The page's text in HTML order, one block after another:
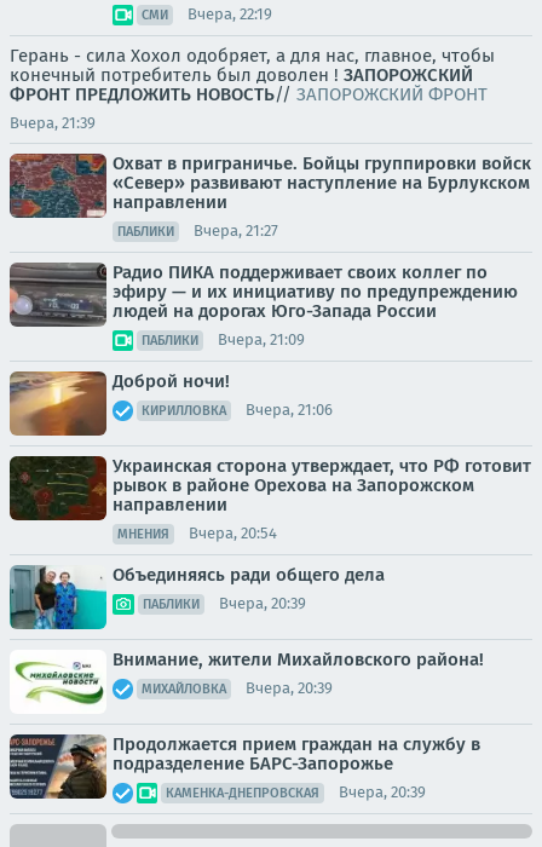
СМИ Вчера, 22:19
Герань - сила Хохол одобряет, а для нас, главное, чтобы
конечный потребитель был доволен ! ЗАПОРОЖСКИЙ
ФРОНТ ПРЕДЛОЖИТЬ НОВОСТЬ// ЗАПОРОЖСКИЙ ФРОНТ
Вчера, 21:39
Охват в приграничье. Бойцы группировки войск
«Север» развивают наступление на Бурлукском
направлении
ПАБЛИКИ Вчера, 21:27
Радио ПИКА поддерживает своих коллег по
эфиру — и их инициативу по предупреждению
людей на дорогах Юго-Запада России
ПАБЛИКИ Вчера, 21:09
Доброй ночи!
КИРИЛЛОВКА Вчера, 21:06
Украинская сторона утверждает, что РФ готовит
рывок в районе Орехова на Запорожском
направлении
МНЕНИЯ Вчера, 20:54
Объединяясь ради общего дела
ПАБЛИКИ Вчера, 20:39
Внимание, жители Михайловского района!
МИХАЙЛОВКА Вчера, 20:39
Продолжается прием граждан на службу в
подразделение БАРС-Запорожье
КАМЕНКА-ДНЕПРОВСКАЯ Вчера, 20:39